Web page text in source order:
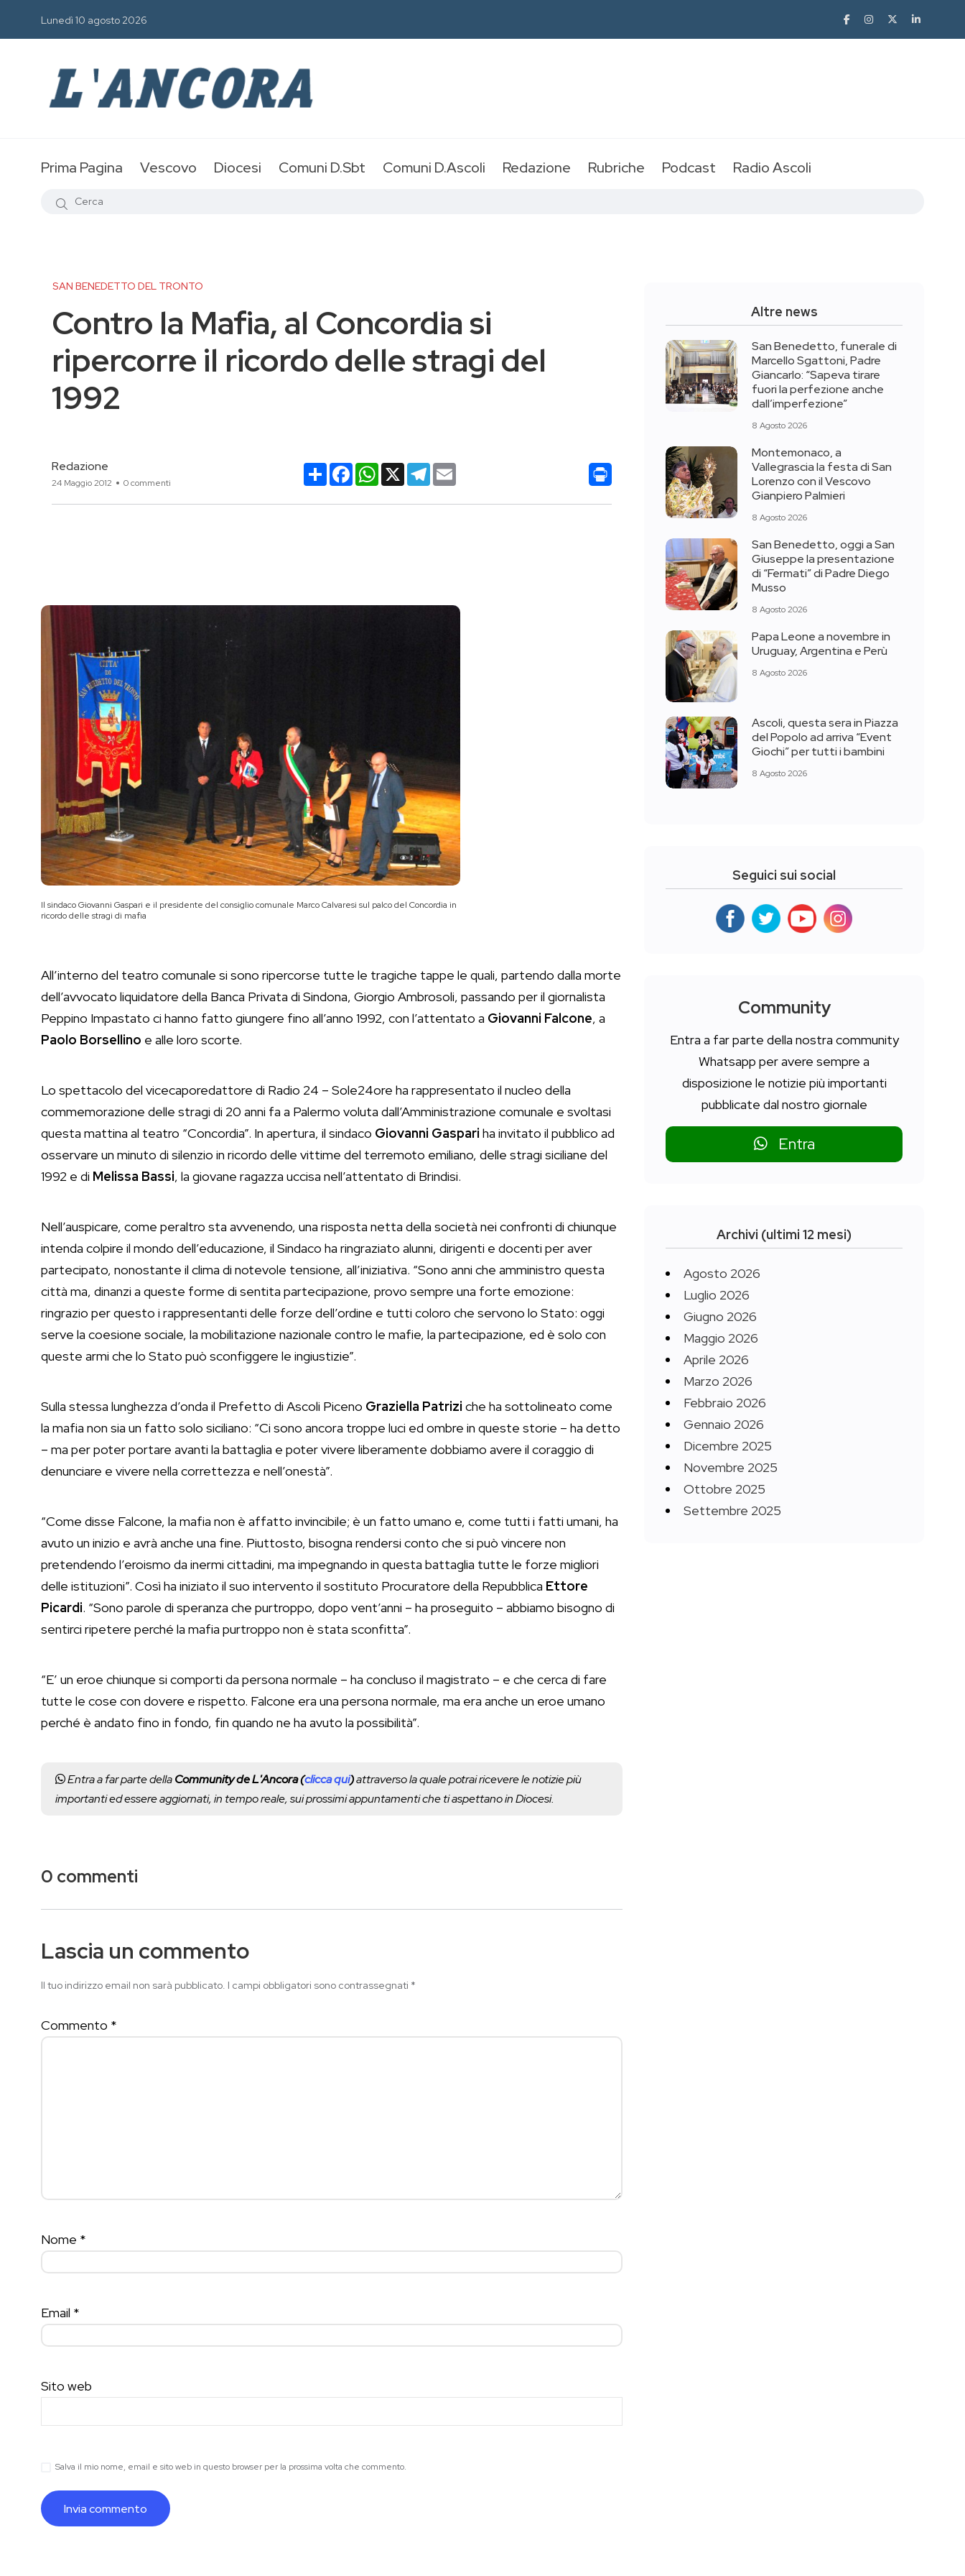
Lunedì 10 agosto 2026
Prima Pagina Vescovo Diocesi Comuni D.Sbt Comuni D.Ascoli Redazione Rubriche Podcast Radio Ascoli
SAN BENEDETTO DEL TRONTO
Contro la Mafia, al Concordia si
ripercorre il ricordo delle stragi del
1992
Redazione
24 Maggio 2012 0 commenti
CondividiFacebookWhatsApp
X Telegram
Il sindaco Giovanni Gaspari e il presidente del consiglio comunale Marco Calvaresi sul palco del Concordia in
ricordo delle stragi di mafia
All’interno del teatro comunale si sono ripercorse tutte le tragiche tappe le quali, partendo dalla morte
dell’avvocato liquidatore della Banca Privata di Sindona, Giorgio Ambrosoli, passando per il giornalista
Peppino Impastato ci hanno fatto giungere fino all’anno 1992, con l’attentato a Giovanni Falcone, a
Paolo Borsellino e alle loro scorte.
Lo spettacolo del vicecaporedattore di Radio 24 – Sole24ore ha rappresentato il nucleo della
commemorazione delle stragi di 20 anni fa a Palermo voluta dall’Amministrazione comunale e svoltasi
questa mattina al teatro “Concordia”. In apertura, il sindaco Giovanni Gaspari ha invitato il pubblico ad
osservare un minuto di silenzio in ricordo delle vittime del terremoto emiliano, delle stragi siciliane del
1992 e di Melissa Bassi, la giovane ragazza uccisa nell’attentato di Brindisi.
Nell’auspicare, come peraltro sta avvenendo, una risposta netta della società nei confronti di chiunque
intenda colpire il mondo dell’educazione, il Sindaco ha ringraziato alunni, dirigenti e docenti per aver
partecipato, nonostante il clima di notevole tensione, all’iniziativa. “Sono anni che amministro questa
città ma, dinanzi a queste forme di sentita partecipazione, provo sempre una forte emozione:
ringrazio per questo i rappresentanti delle forze dell’ordine e tutti coloro che servono lo Stato: oggi
serve la coesione sociale, la mobilitazione nazionale contro le mafie, la partecipazione, ed è solo con
queste armi che lo Stato può sconfiggere le ingiustizie”.
Sulla stessa lunghezza d’onda il Prefetto di Ascoli Piceno Graziella Patrizi che ha sottolineato come
la mafia non sia un fatto solo siciliano: “Ci sono ancora troppe luci ed ombre in queste storie – ha detto
– ma per poter portare avanti la battaglia e poter vivere liberamente dobbiamo avere il coraggio di
denunciare e vivere nella correttezza e nell’onestà”.
“Come disse Falcone, la mafia non è affatto invincibile; è un fatto umano e, come tutti i fatti umani, ha
avuto un inizio e avrà anche una fine. Piuttosto, bisogna rendersi conto che si può vincere non
pretendendo l’eroismo da inermi cittadini, ma impegnando in questa battaglia tutte le forze migliori
delle istituzioni”. Così ha iniziato il suo intervento il sostituto Procuratore della Repubblica Ettore
Picardi. “Sono parole di speranza che purtroppo, dopo vent’anni – ha proseguito – abbiamo bisogno di
sentirci ripetere perché la mafia purtroppo non è stata sconfitta”.
“E’ un eroe chiunque si comporti da persona normale – ha concluso il magistrato – e che cerca di fare
tutte le cose con dovere e rispetto. Falcone era una persona normale, ma era anche un eroe umano
perché è andato fino in fondo, fin quando ne ha avuto la possibilità”.
Entra a far parte dellaCommunity de L'Ancora (clicca qui)attraverso la quale potrai ricevere le notizie più
importanti ed essere aggiornati, in tempo reale, sui prossimi appuntamenti che ti aspettano in Diocesi.
0 commenti
Lascia un commento
Il tuo indirizzo email non sarà pubblicato. I campi obbligatori sono contrassegnati *
Commento *
Nome *
Email *
Sito web
Salva il mio nome, email e sito web in questo browser per la prossima volta che commento.
Altre news
San Benedetto, funerale di
Marcello Sgattoni, Padre
Giancarlo: “Sapeva tirare
fuori la perfezione anche
dall’imperfezione”
8 Agosto 2026
Montemonaco, a
Vallegrascia la festa di San
Lorenzo con il Vescovo
Gianpiero Palmieri
8 Agosto 2026
San Benedetto, oggi a San
Giuseppe la presentazione
di “Fermati” di Padre Diego
Musso
8 Agosto 2026
Papa Leone a novembre in
Uruguay, Argentina e Perù
8 Agosto 2026
Ascoli, questa sera in Piazza
del Popolo ad arriva “Event
Giochi” per tutti i bambini
8 Agosto 2026
Seguici sui social
Community
Entra a far parte della nostra community
Whatsapp per avere sempre a
disposizione le notizie più importanti
pubblicate dal nostro giornale
Entra
Archivi (ultimi 12 mesi)
Agosto 2026
Luglio 2026
Giugno 2026
Maggio 2026
Aprile 2026
Marzo 2026
Febbraio 2026
Gennaio 2026
Dicembre 2025
Novembre 2025
Ottobre 2025
Settembre 2025